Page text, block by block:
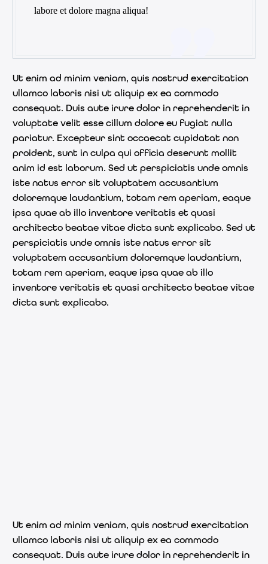
labore et dolore magna aliqua!
Ut enim ad minim veniam, quis nostrud exercitation
ullamco laboris nisi ut aliquip ex ea commodo
consequat. Duis aute irure dolor in reprehenderit in
voluptate velit esse cillum dolore eu fugiat nulla
pariatur. Excepteur sint occaecat cupidatat non
proident, sunt in culpa qui officia deserunt mollit
anim id est laborum. Sed ut perspiciatis unde omnis
iste natus error sit voluptatem accusantium
doloremque laudantium, totam rem aperiam, eaque
ipsa quae ab illo inventore veritatis et quasi
architecto beatae vitae dicta sunt explicabo. Sed ut
perspiciatis unde omnis iste natus error sit
voluptatem accusantium doloremque laudantium,
totam rem aperiam, eaque ipsa quae ab illo
inventore veritatis et quasi architecto beatae vitae
dicta sunt explicabo.
Ut enim ad minim veniam, quis nostrud exercitation
ullamco laboris nisi ut aliquip ex ea commodo
consequat. Duis aute irure dolor in reprehenderit in